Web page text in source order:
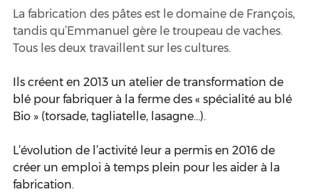
La fabrication des pâtes est le domaine de François,
tandis qu’Emmanuel gère le troupeau de vaches.
Tous les deux travaillent sur les cultures.
Ils créent en 2013 un atelier de transformation de
blé pour fabriquer à la ferme des « spécialité au blé
Bio » (torsade, tagliatelle, lasagne…).
L’évolution de l’activité leur a permis en 2016 de
créer un emploi à temps plein pour les aider à la
fabrication.